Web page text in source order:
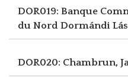
DOR019: Banque
du Nord Dormándi
DOR020: Chambrun,